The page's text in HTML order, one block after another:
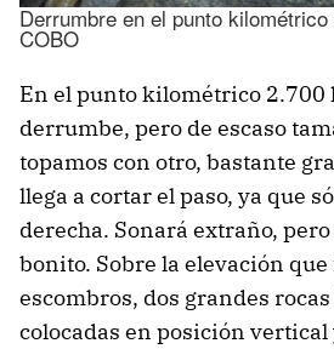
Derrumbre en el punto
COBO
En el punto kilométrico 2.700
derrumbe, pero de escaso
topamos con otro, bastante
llega a cortar el paso, ya que
derecha. Sonará extraño,
bonito. Sobre la elevación
escombros, dos grandes
colocadas en posición vertical